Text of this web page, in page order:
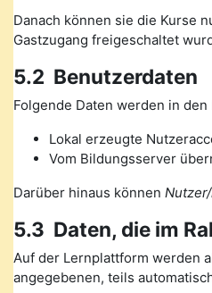
Danach können sie die Kurse
Gastzugang freigeschaltet
5.2 Benutzerdaten
Folgende Daten werden in
Lokal erzeugte
Vom Bildungsserver
Darüber hinaus können
5.3 Daten, die im
Auf der Lernplattform werden
angegebenen, teils